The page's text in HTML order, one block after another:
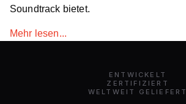
Soundtrack bietet.
Mehr lesen...
ENTWICKELT
ZERTIFIZIERT
WELTWEIT GELIEFERT